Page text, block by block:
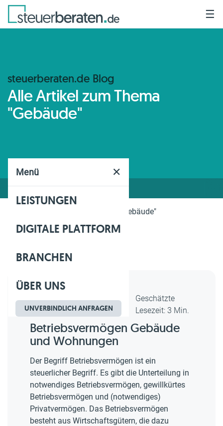
Menü ✕
LEISTUNGEN
DIGITALE PLATTFORM
BRANCHEN
ÜBER UNS
UNVERBINDLICH ANFRAGEN
☰
steuerberaten.de Blog
Alle Artikel zum Thema
"Gebäude"
"Gebäude"
Dipl.-Kfm. Christian Gebert,
erstellt am 31.05.2018
Geschätzte
Lesezeit: 3 Min.
Betriebsvermögen Gebäude
und Wohnungen
Der Begriff Betriebsvermögen ist ein
steuerlicher Begriff. Es gibt die Unterteilung in
notwendiges Betriebsvermögen, gewillkürtes
Betriebsvermögen und (notwendiges)
Privatvermögen. Das Betriebsvermögen
besteht aus Wirtschaftsgütern, die dazu